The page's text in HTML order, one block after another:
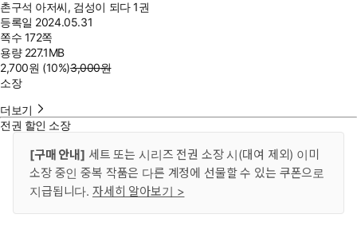
촌구석 아저씨, 검성이 되다 1권
등록일 2024.05.31
쪽수 172쪽
용량 227.1MB
2,700원 (10%)3,000원
소장
더보기
전권 할인 소장
[구매 안내] 세트 또는 시리즈 전권 소장 시(대여 제외) 이미
소장 중인 중복 작품은 다른 계정에 선물할 수 있는 쿠폰으로
지급됩니다. 자세히 알아보기 >